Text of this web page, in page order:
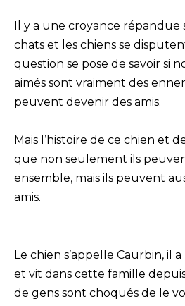
Il y a une croyance répandue
chats et les chiens se
question se pose de savoir si
aimés sont vraiment des
peuvent devenir des amis.
Mais l’histoire de ce chien et
que non seulement ils
ensemble, mais ils peuvent
amis.
Le chien s’appelle Caurbin, il
et vit dans cette famille
de gens sont choqués de le